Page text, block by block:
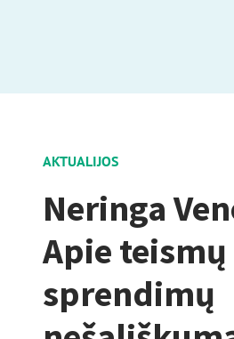
AKTUALIJOS
Neringa
Apie
sprendimų